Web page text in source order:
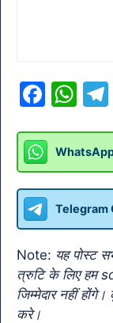
F
c
e
b
o
o
k
W
at
s
A
p
p
Telegram
Note: यह पोस्ट
त्रुटि के लिए हम
जिम्मेदार नहीं
करे।